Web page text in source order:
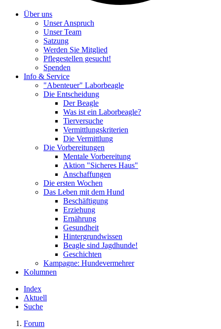
Über uns
Unser Anspruch
Unser Team
Satzung
Werden Sie Mitglied
Pflegestellen gesucht!
Spenden
Info & Service
"Abenteuer" Laborbeagle
Die Entscheidung
Der Beagle
Was ist ein Laborbeagle?
Tierversuche
Vermittlungskriterien
Die Vermittlung
Die Vorbereitungen
Mentale Vorbereitung
Aktion "Sicheres Haus"
Anschaffungen
Die ersten Wochen
Das Leben mit dem Hund
Beschäftigung
Erziehung
Ernährung
Gesundheit
Hintergrundwissen
Beagle sind Jagdhunde!
Geschichten
Kampagne: Hundevermehrer
Kolumnen
Index
Aktuell
Suche
Forum